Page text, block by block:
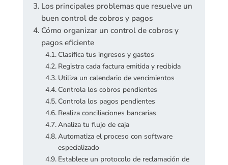
Los principales problemas que resuelve un
buen control de cobros y pagos
Cómo organizar un control de cobros y
pagos eficiente
Clasifica tus ingresos y gastos
Registra cada factura emitida y recibida
Utiliza un calendario de vencimientos
Controla los cobros pendientes
Controla los pagos pendientes
Realiza conciliaciones bancarias
Analiza tu flujo de caja
Automatiza el proceso con software
especializado
Establece un protocolo de reclamación de